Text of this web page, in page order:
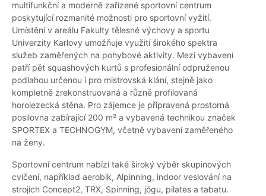
multifunkční a moderně zařízené sportovní centrum
poskytující rozmanité možnosti pro sportovní vyžití.
Umístění v areálu Fakulty tělesné výchovy a sportu
Univerzity Karlovy umožňuje využití širokého spektra
služeb zaměřených na pohybové aktivity. Mezi vybavení
patří pět squashových kurtů s profesionální odpruženou
podlahou určenou i pro mistrovská klání, stejně jako
kompletně zrekonstruovaná a různě profilovaná
horolezecká stěna. Pro zájemce je připravená prostorná
posilovna zabírající 200 m² a vybavená technikou značek
SPORTEX a TECHNOGYM, včetně vybavení zaměřeného
na ženy.
Sportovní centrum nabízí také široký výběr skupinových
cvičení, například aerobik, Alpinning, indoor veslování na
strojích Concept2, TRX, Spinning, jógu, pilates a tabatu.